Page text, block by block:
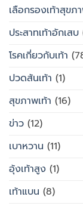
เลือกรองเท้าสุขภ
ประสาทเท้าอักเสบ
โรคเกี่ยวกับเท้า
ปวดส้นเท้า (1)
สุขภาพเท้า (16)
ข่าว (12)
เบาหวาน (11)
อุ้งเท้าสูง (1)
เท้าแบน (8)